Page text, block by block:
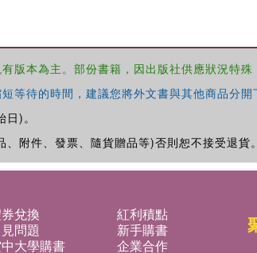
本為主。部份書籍，因出版社供應狀況特殊
待的時間，建議您將外文書與其他商品分
)。
附件、發票、隨貨贈品等)否則恕不接受退貨。
兌換
紅利積點
問題
新手購書
大學購書
企業合作